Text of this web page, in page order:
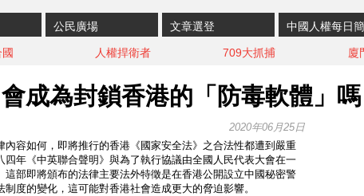
公民廣場 文章選登 中國人權每日
人權捍衛者 709大抓捕 廈
成為封鎖香港的「防毒軟體」嗎
2020年06月25日
容如何，即將推行的香港《國家安全法》之合法性都遭到嚴重
四年《中英聯合聲明》與為了執行協議由全國人民代表大會在一
這部即將頒布的法律主要法外特徵是在香港公開設立中國秘密警
度的變化，這可能對香港社會造成更大的脅迫影響。